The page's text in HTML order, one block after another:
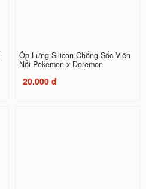
Ốp Lưng Silicon Chống Sốc Viền
Nổi Pokemon x Doremon
20.000 đ